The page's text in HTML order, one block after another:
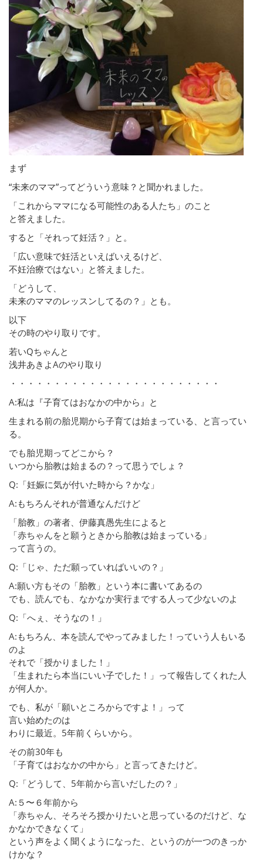
まず
“未来のママ”ってどういう意味？と聞かれました。
「これからママになる可能性のある人たち」のこと
と答えました。
すると「それって妊活？」と。
「広い意味で妊活といえばいえるけど、
不妊治療ではない」と答えました。
「どうして、
未来のママのレッスンしてるの？」とも。
以下
その時のやり取りです。
若いQちゃんと
浅井あきよAのやり取り
・・・・・・・・・・・・・・・・・・・・・・・・
A:私は『子育てはおなかの中から』と
生まれる前の胎児期から子育ては始まっている、と言ってい
る。
でも胎児期ってどこから？
いつから胎教は始まるの？って思うでしょ？
Q:「妊娠に気が付いた時から？かな」
A:もちろんそれが普通なんだけど
「胎教」の著者、伊藤真愚先生によると
「赤ちゃんをと願うときから胎教は始まっている」
って言うの。
Q:「じゃ、ただ願っていればいいの？」
A:願い方もその「胎教」という本に書いてあるの
でも、読んでも、なかなか実行までする人って少ないのよ
Q:「へぇ、そうなの！」
A:もちろん、本を読んでやってみました！っていう人もいる
のよ
それで「授かりました！」
「生まれたら本当にいい子でした！」って報告してくれた人
が何人か。
でも、私が「願いところからですよ！」って
言い始めたのは
わりに最近。5年前くらいから。
その前30年も
「子育てはおなかの中から」と言ってきたけど。
Q:「どうして、5年前から言いだしたの？」
A:５〜６年前から
「赤ちゃん、そろそろ授かりたいと思っているのだけど、な
かなかできなくて」
という声をよく聞くようになった、というのが一つのきっか
けかな？